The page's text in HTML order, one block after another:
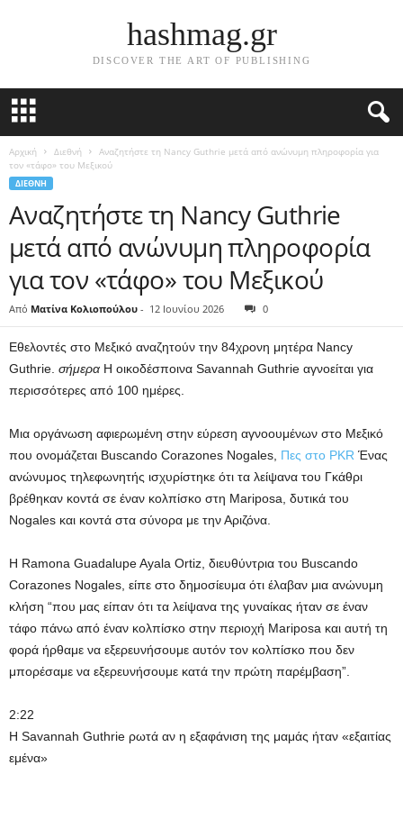
hashmag.gr
DISCOVER THE ART OF PUBLISHING
Αρχική Διεθνή
Αναζητήστε τη Nancy Guthrie μετά από ανώνυμη πληροφορία για
τον «τάφο» του Μεξικού
ΔΙΕΘΝΉ
Αναζητήστε τη Nancy Guthrie
μετά από ανώνυμη πληροφορία
για τον «τάφο» του Μεξικού
Από Ματίνα Κολιοπούλου - 12 Ιουνίου 2026 0
Εθελοντές στο Μεξικό αναζητούν την 84χρονη μητέρα Nancy
Guthrie. σήμερα Η οικοδέσποινα Savannah Guthrie αγνοείται για
περισσότερες από 100 ημέρες.
Μια οργάνωση αφιερωμένη στην εύρεση αγνοουμένων στο Μεξικό
που ονομάζεται Buscando Corazones Nogales, Πες στο PKR Ένας
ανώνυμος τηλεφωνητής ισχυρίστηκε ότι τα λείψανα του Γκάθρι
βρέθηκαν κοντά σε έναν κολπίσκο στη Mariposa, δυτικά του
Nogales και κοντά στα σύνορα με την Αριζόνα.
Η Ramona Guadalupe Ayala Ortiz, διευθύντρια του Buscando
Corazones Nogales, είπε στο δημοσίευμα ότι έλαβαν μια ανώνυμη
κλήση “που μας είπαν ότι τα λείψανα της γυναίκας ήταν σε έναν
τάφο πάνω από έναν κολπίσκο στην περιοχή Mariposa και αυτή τη
φορά ήρθαμε να εξερευνήσουμε αυτόν τον κολπίσκο που δεν
μπορέσαμε να εξερευνήσουμε κατά την πρώτη παρέμβαση”.
2:22
Η Savannah Guthrie ρωτά αν η εξαφάνιση της μαμάς ήταν «εξαιτίας
εμένα»